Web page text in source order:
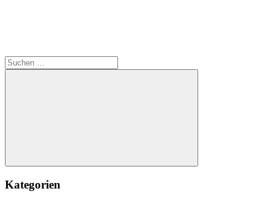
Suchen
nach:
Suchen
Kategorien